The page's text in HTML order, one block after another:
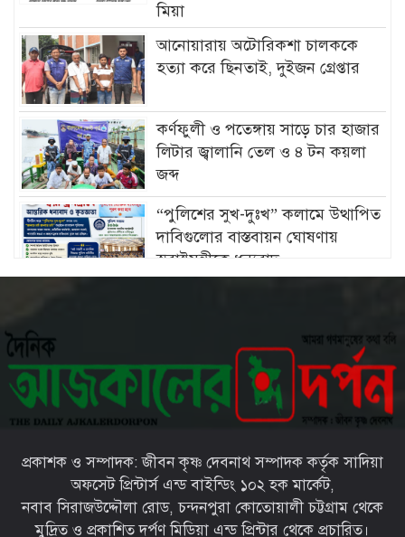
মিয়া
আনোয়ারায় অটোরিকশা চালককে
হত্যা করে ছিনতাই, দুইজন গ্রেপ্তার
কর্ণফুলী ও পতেঙ্গায় সাড়ে চার হাজার
লিটার জ্বালানি তেল ও ৪ টন কয়লা
জব্দ
“পুলিশের সুখ-দুঃখ” কলামে উত্থাপিত
দাবিগুলোর বাস্তবায়ন ঘোষণায়
স্বরাষ্ট্রমন্ত্রীকে ধন্যবাদ
কন্যার বিবাহোত্তর অনুষ্ঠান সম্পন্ন
চট্টগ্রামের ইপিজেডে প্রকাশ্যে খোলা
বাজারে বিক্রি হচ্ছে মৃত দুর্গন্ধযুক্ত পচাঁ
মুরগি—প্রশাসনের নজরদারি জরুরী
চট্টগ্রামের মীরসরাইয়ে সড়ক দুর্ঘটনায়
দু’পা হারালো সাংবাদিক আবদুল
মান্নান রানা
প্রকাশক ও সম্পাদক: জীবন কৃষ্ণ দেবনাথ সম্পাদক কর্তৃক সাদিয়া
অফসেট প্রিন্টার্স এন্ড বাইন্ডিং ১০২ হক মার্কেট,
নবাব সিরাজউদ্দৌলা রোড, চন্দনপুরা কোতোয়ালী চট্টগ্রাম থেকে
মুদ্রিত ও প্রকাশিত দর্পণ মিডিয়া এন্ড প্রিন্টার থেকে প্রচারিত।